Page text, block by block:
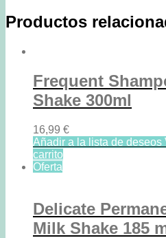
Productos
Frequent
Shake 300ml
16,99 €
Añadir a la lista de deseos
carrito
Oferta
Delicate
Milk Shake 185